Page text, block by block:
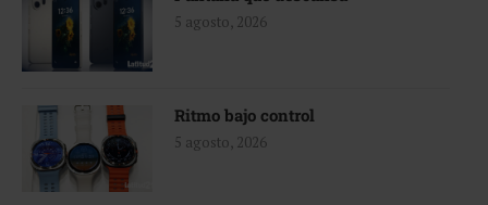
5 agosto, 2026
Ritmo bajo control
5 agosto, 2026